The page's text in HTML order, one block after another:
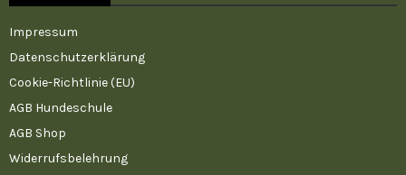
Impressum
Datenschutzerklärung
Cookie-Richtlinie (EU)
AGB Hundeschule
AGB Shop
Widerrufsbelehrung